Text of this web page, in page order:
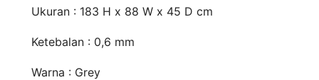
Ukuran : 183 H x 88 W x 45 D cm
Ketebalan : 0,6 mm
Warna : Grey